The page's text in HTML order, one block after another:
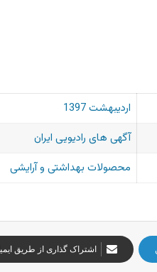
اردیبهشت 1397
آگهی های رادیویی ایران
محصولات بهداشتی و آرایشی
اشتراک گذاری از طریق